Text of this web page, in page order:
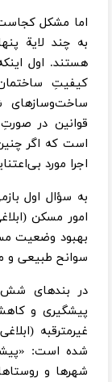
اما مشکل
به چند لایة
هستند. اول
کیفیتِ
ساخت‌وسازهای
قوانین در
است که اگر
اجرا مورد
بهبود وضعیت
سوانح طبیعی و
در بندهای
پیشگیری و
شده است:
شهرها و